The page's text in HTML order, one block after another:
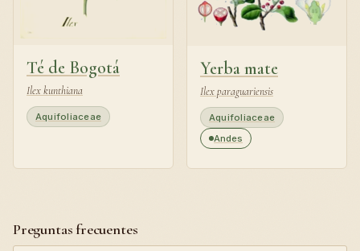
Té de Bogotá
Ilex kunthiana
Aquifoliaceae
Yerba mate
Ilex paraguariensis
Aquifoliaceae
Andes
Preguntas frecuentes